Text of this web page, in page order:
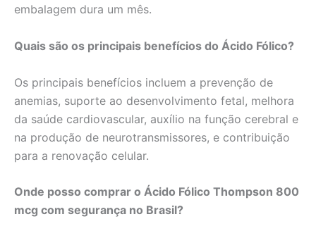
embalagem dura um mês.
Quais são os principais benefícios do Ácido Fólico?
Os principais benefícios incluem a prevenção de
anemias, suporte ao desenvolvimento fetal, melhora
da saúde cardiovascular, auxílio na função cerebral e
na produção de neurotransmissores, e contribuição
para a renovação celular.
Onde posso comprar o Ácido Fólico Thompson 800
mcg com segurança no Brasil?